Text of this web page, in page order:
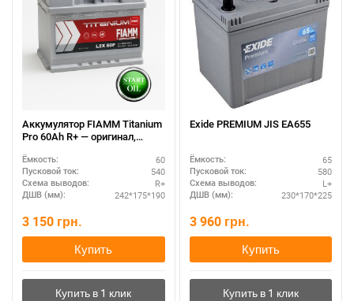
Аккумулятор FIAMM Titanium
Pro 60Ah R+ — оригинал,
Ёмкость: 60
Пусковой ток: 540
Схема выводов: R+
ДШВ (мм): 242*175*190
3 150 грн.
Купить
Exide PREMIUM JIS EA655
Ёмкость: 65
Пусковой ток: 580
Схема выводов: L+
ДШВ (мм): 230*170*225
3 960 грн.
Купить